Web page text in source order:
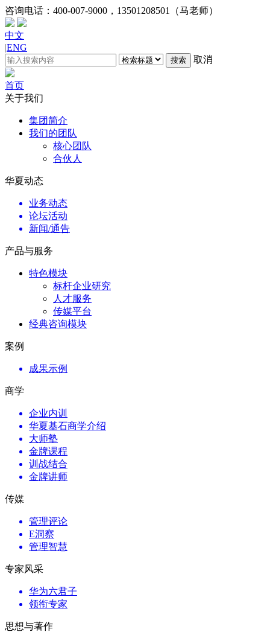
咨询电话： 400-007-9000，13501208501（马老师）
中文
|ENG
搜索 取消
首页
关于我们
集团简介
我们的团队
核心团队
合伙人
华夏动态
业务动态
论坛活动
新闻/通告
产品与服务
特色模块
标杆企业研究
人才服务
传媒平台
经典咨询模块
案例
成果示例
商学
企业内训
华夏基石商学介绍
大师塾
金牌课程
训战结合
金牌讲师
传媒
管理评论
E洞察
管理智慧
专家风采
华为六君子
领衔专家
思想与著作